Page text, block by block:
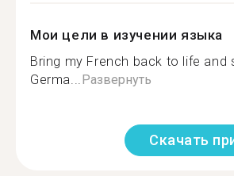
Мои цели в изучении языка
Bring my French back to life and
Germa...Развернуть
Скачать